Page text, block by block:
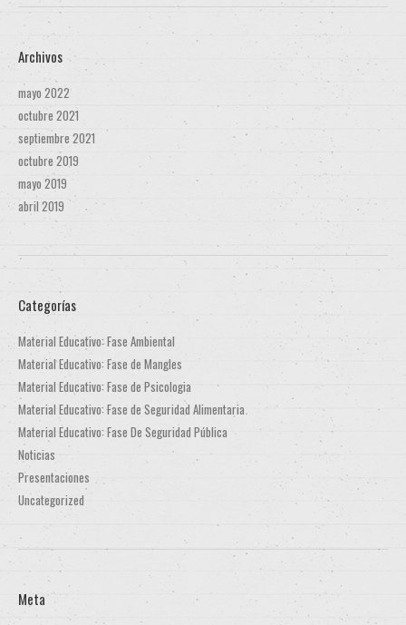
Archivos
mayo 2022
octubre 2021
septiembre 2021
octubre 2019
mayo 2019
abril 2019
Categorías
Material Educativo: Fase Ambiental
Material Educativo: Fase de Mangles
Material Educativo: Fase de Psicologia
Material Educativo: Fase de Seguridad Alimentaria
Material Educativo: Fase De Seguridad Pública
Noticias
Presentaciones
Uncategorized
Meta